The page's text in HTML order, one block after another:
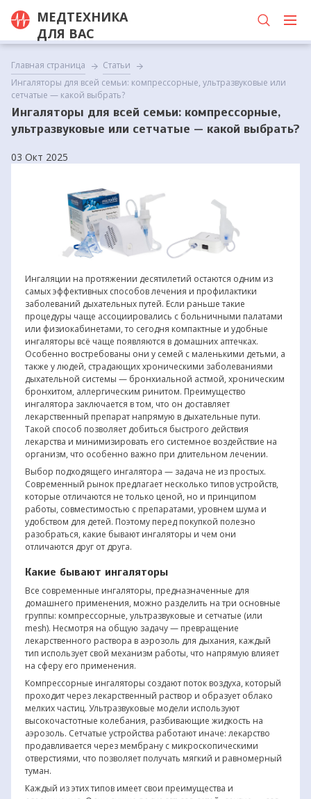
МЕДТЕХНИКА
ДЛЯ ВАС
Главная страница
Статьи
Ингаляторы для всей семьи: компрессорные, ультразвуковые или
сетчатые — какой выбрать?
Ингаляторы для всей семьи: компрессорные,
ультразвуковые или сетчатые — какой выбрать?
03 Окт 2025
Ингаляции на протяжении десятилетий остаются одним из
самых эффективных способов лечения и профилактики
заболеваний дыхательных путей. Если раньше такие
процедуры чаще ассоциировались с больничными палатами
или физиокабинетами, то сегодня компактные и удобные
ингаляторы всё чаще появляются в домашних аптечках.
Особенно востребованы они у семей с маленькими детьми, а
также у людей, страдающих хроническими заболеваниями
дыхательной системы — бронхиальной астмой, хроническим
бронхитом, аллергическим ринитом. Преимущество
ингалятора заключается в том, что он доставляет
лекарственный препарат напрямую в дыхательные пути.
Такой способ позволяет добиться быстрого действия
лекарства и минимизировать его системное воздействие на
организм, что особенно важно при длительном лечении.
Выбор подходящего ингалятора — задача не из простых.
Современный рынок предлагает несколько типов устройств,
которые отличаются не только ценой, но и принципом
работы, совместимостью с препаратами, уровнем шума и
удобством для детей. Поэтому перед покупкой полезно
разобраться, какие бывают ингаляторы и чем они
отличаются друг от друга.
Какие бывают ингаляторы
Все современные ингаляторы, предназначенные для
домашнего применения, можно разделить на три основные
группы: компрессорные, ультразвуковые и сетчатые (или
mesh). Несмотря на общую задачу — превращение
лекарственного раствора в аэрозоль для дыхания, каждый
тип использует свой механизм работы, что напрямую влияет
на сферу его применения.
Компрессорные ингаляторы создают поток воздуха, который
проходит через лекарственный раствор и образует облако
мелких частиц. Ультразвуковые модели используют
высокочастотные колебания, разбивающие жидкость на
аэрозоль. Сетчатые устройства работают иначе: лекарство
продавливается через мембрану с микроскопическими
отверстиями, что позволяет получать мягкий и равномерный
туман.
Каждый из этих типов имеет свои преимущества и